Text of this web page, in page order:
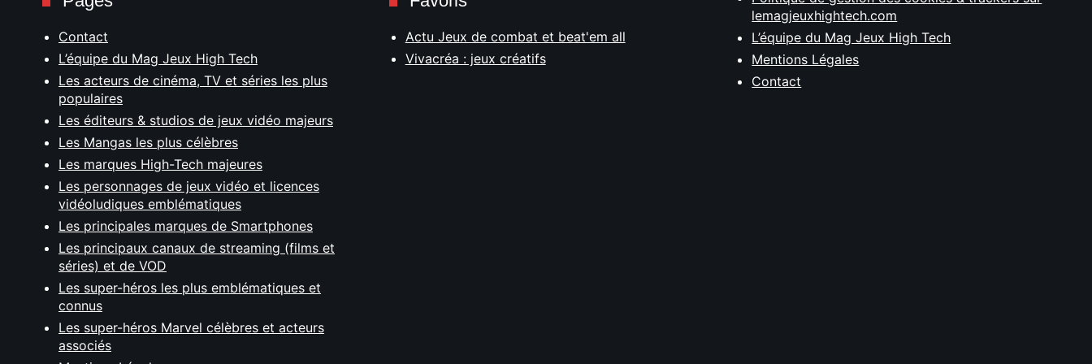
Contact
L’équipe du Mag Jeux High Tech
Les acteurs de cinéma, TV et séries les plus
populaires
Les éditeurs & studios de jeux vidéo majeurs
Les Mangas les plus célèbres
Les marques High-Tech majeures
Les personnages de jeux vidéo et licences
vidéoludiques emblématiques
Les principales marques de Smartphones
Les principaux canaux de streaming (films et
séries) et de VOD
Les super-héros les plus emblématiques et
connus
Les super-héros Marvel célèbres et acteurs
associés
Actu Jeux de combat et beat'em all
Vivacréa : jeux créatifs
lemagjeuxhightech.com
L’équipe du Mag Jeux High Tech
Mentions Légales
Contact